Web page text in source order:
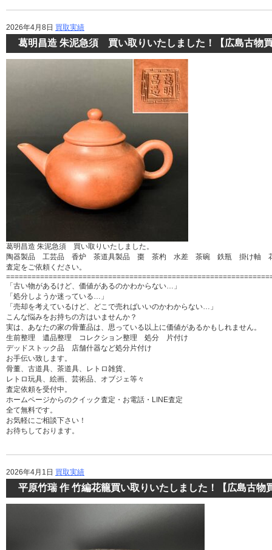
2026年4月8日 買取実績
葛明昌造 朱泥急須 買い取りいたしました！【広島古物
葛明昌造 朱泥急須 買い取りいたしました。
陶器製品 工芸品 香炉 茶道具製品 棗 茶杓 水差 茶碗 鉄瓶 掛け軸 花
査定をご依頼ください。
「古い物があるけど、価値があるのかわからない…」
「処分しようか迷っている…」
「売却を考えているけど、どこで売ればいいのかわからない…」
こんな悩みをお持ちの方はいませんか？
実は、あなたの家の骨董品は、思っている以上に価値があるかもしれません。
生前整理 遺品整理 コレクション整理 処分 片付け
デッドストック品 店舗什器など処分片付け
お手伝い致します。
骨董、古道具、茶道具、レトロ雑貨、
レトロ玩具、絵画、芸術品、オブジェ等々
査定依頼を受付中。
ホームページからのクイック査定・お電話・LINE査定
全て無料です。
お気軽にご相談下さい！
お待ちしております。
2026年4月1日 買取実績
平原竹瑞 作 竹編花籠買い取りいたしました！【広島古物